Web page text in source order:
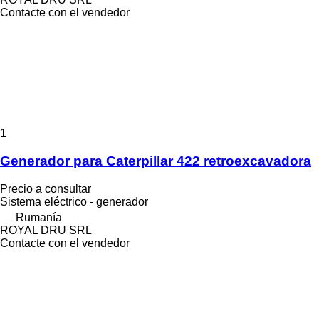
Contacte con el vendedor
1
Generador para Caterpillar 422 retroexcavadora
Precio a consultar
Sistema eléctrico - generador
Rumanía
ROYAL DRU SRL
Contacte con el vendedor